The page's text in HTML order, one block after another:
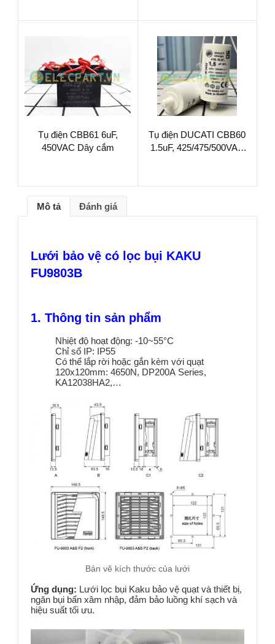
Tụ điện CBB61 6uF,
450VAC Dây cắm
Tụ điện DUCATI CBB60
1.5uF, 425/475/500VAC
Mô tả Đánh giá
Lưới bảo vệ có lọc bụi KAKU
FU9803B
1. Thông tin sản phẩm
Nhiệt độ hoạt động: -10~55°C
Chỉ số IP: IP55
Có thể lắp rời hoặc gắn kèm với quạt
120x120mm: 4650N, DP200A Series,
KA12038HA2,…
Bản vẽ kích thước của lưới
Ứng dụng: Lưới lọc bụi Kaku bảo vệ quạt và thiết bị,
ngăn bụi bẩn xâm nhập, đảm bảo luồng khí sạch và
hiệu suất tối ưu.